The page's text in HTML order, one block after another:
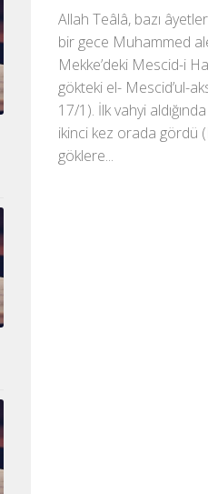
Allah Teâlâ, bazı
bir gece Muhammed
Mekke’deki Mescid-i
gökteki el- Mescid’ul-
17/1). İlk vahyi
ikinci kez orada gördü
göklere...